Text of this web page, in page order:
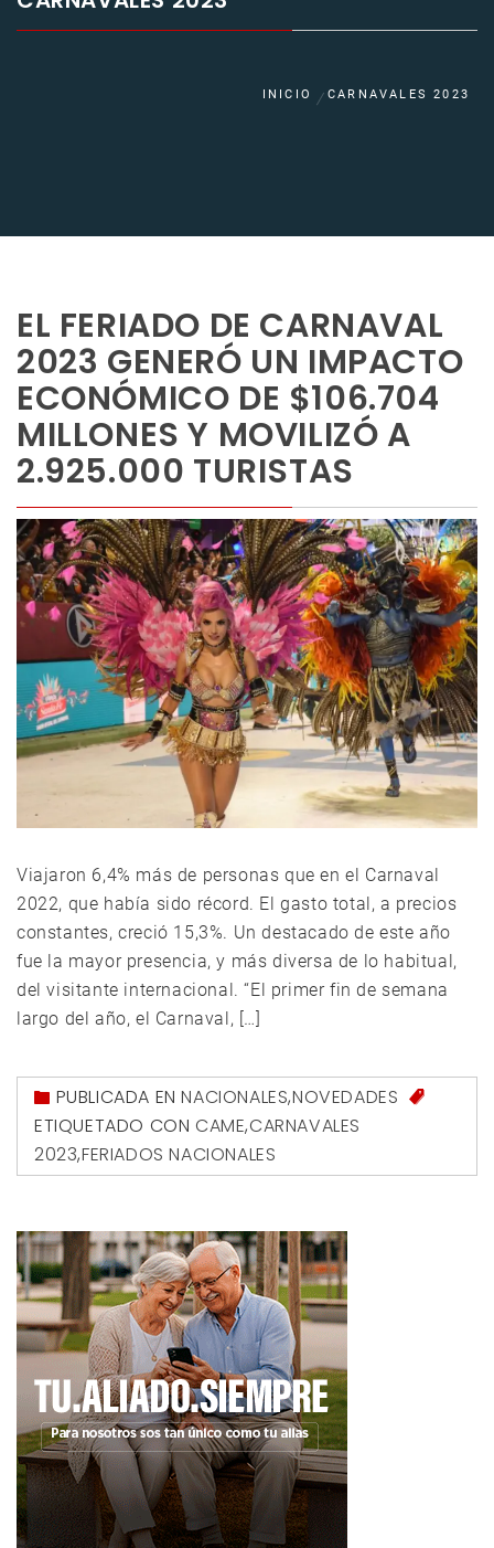
INICIO CARNAVALES 2023
EL FERIADO DE CARNAVAL
2023 GENERÓ UN IMPACTO
ECONÓMICO DE $106.704
MILLONES Y MOVILIZÓ A
2.925.000 TURISTAS
Viajaron 6,4% más de personas que en el Carnaval
2022, que había sido récord. El gasto total, a precios
constantes, creció 15,3%. Un destacado de este año
fue la mayor presencia, y más diversa de lo habitual,
del visitante internacional. “El primer fin de semana
largo del año, el Carnaval, […]
PUBLICADA ENNACIONALES,NOVEDADES
ETIQUETADO CON CAME,CARNAVALES
2023,FERIADOS NACIONALES